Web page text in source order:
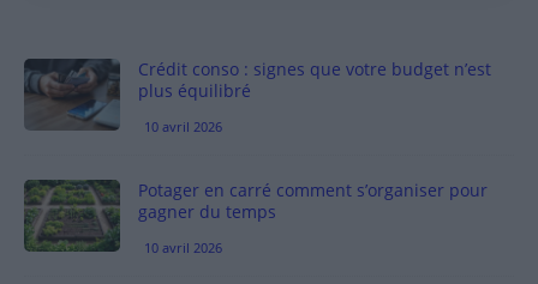
Crédit conso : signes que votre budget n’est
plus équilibré
10 avril 2026
Potager en carré comment s’organiser pour
gagner du temps
10 avril 2026